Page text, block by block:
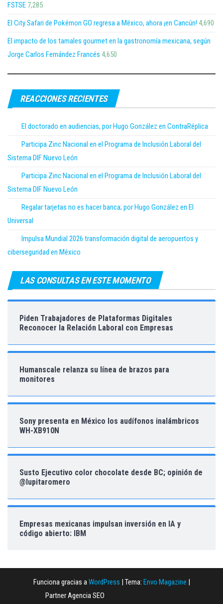
FSTSE 7,285
El City Safari de Pokémon GO regresa a México, ahora ¡en Cancún! 4,690
El impacto de los tamales gourmet en la gastronomía mexicana, según
Jorge Carlos Fernández Francés 4,650
REACCIONES RECIENTES
El doctorado en audiencias, por Hugo González en ContraRéplica
Participa Zinc Nacional en el Programa de Inclusión Laboral del
Sistema DIF Nuevo León
Participa Zinc Nacional en el Programa de Inclusión Laboral del
Sistema DIF Nuevo León
Regalar tarjetas no es hacer banca; por Hugo González en El
Universal
Impulsa Mundial 2026 transformación digital de aeropuertos y
ciberseguridad en México
LAS CONSULTAS EN ESTE MOMENTO
Piden Trabajadores de Plataformas Digitales
Reconocer la Relación Laboral con Empresas
Humanscale relanza su línea de brazos para
monitores
Sony presenta en México los audífonos inalámbricos
WH-XB910N
Susto Ejecutivo color chocolate desde BC; opinión de
@lupitaromero
Empresas mexicanas impulsan inversión en IA y
código abierto: IBM
Funciona gracias aWordPress Tema: Envo Magazine
Partner Agencia SEO